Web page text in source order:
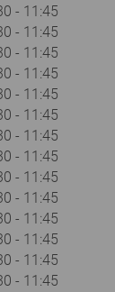
- 11:45
- 11:45
- 11:45
- 11:45
- 11:45
- 11:45
- 11:45
- 11:45
- 11:45
- 11:45
- 11:45
- 11:45
- 11:45
- 11:45